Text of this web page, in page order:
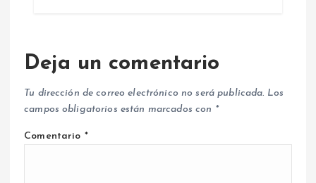
Deja un comentario
Tu dirección de correo electrónico no será publicada. Los
campos obligatorios están marcados con *
Comentario *